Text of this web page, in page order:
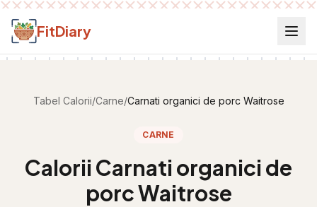
Salt la conținut
FitDiary
Tabel Calorii/Carne/Carnati organici de porc Waitrose
CARNE
Calorii Carnati organici de
porc Waitrose